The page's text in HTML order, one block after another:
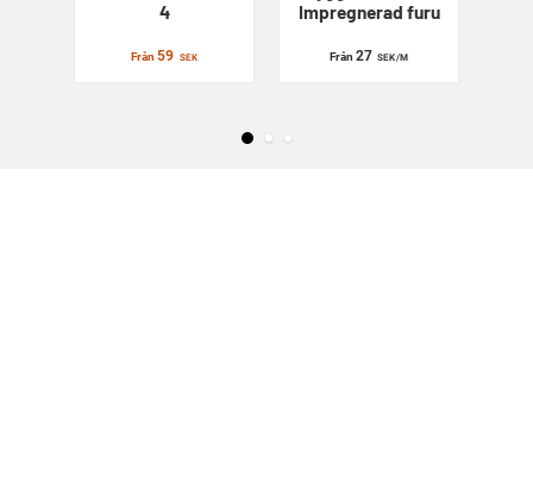
4
Från59 SEK
Impregnerad furu
Från 27 SEK/M